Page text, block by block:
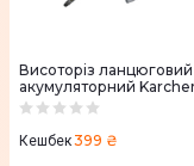
Висоторiз ланцюговий
акумуляторний
18-20 18В (1.444-010.0)
Кешбек399 ₴